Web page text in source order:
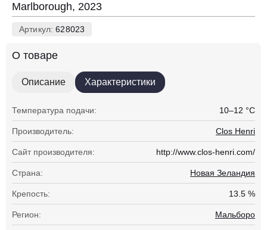
Marlborough, 2023
Артикул:628023
О товаре
Описание Характеристики
Температура подачи: 10–12 °С
Производитель: Clos Henri
Сайт производителя: http://www.clos-henri.com/
Страна: Новая Зеландия
Крепость: 13.5 %
Регион: Мальборо